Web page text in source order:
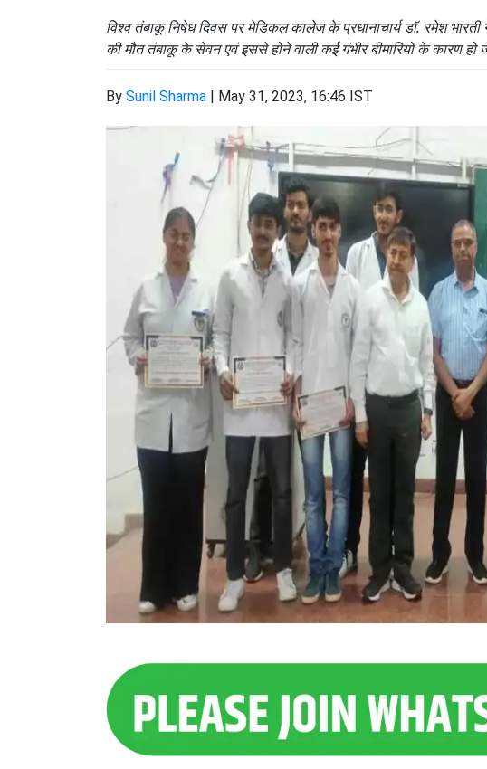
विश्व तंबाकू निषेध दिवस पर मेडिकल कालेज के प्रधानाचार्य डॉ. रमेश
की मौत तंबाकू के सेवन एवं इससे होने वाली कई गंभीर बीमारियों के कारण हो
By Sunil Sharma | May 31, 2023, 16:46 IST